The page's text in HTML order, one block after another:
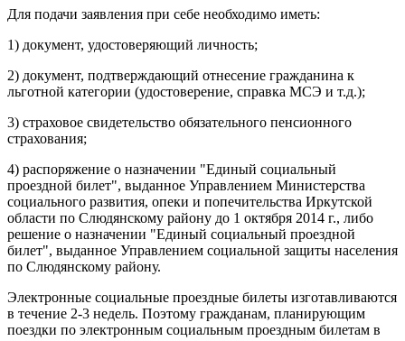
Для подачи заявления при себе необходимо иметь:
1) документ, удостоверяющий личность;
2) документ, подтверждающий отнесение гражданина к
льготной категории (удостоверение, справка МСЭ и т.д.);
3) страховое свидетельство обязательного пенсионного
страхования;
4) распоряжение о назначении "Единый социальный
проездной билет", выданное Управлением Министерства
социального развития, опеки и попечительства Иркутской
области по Слюдянскому району до 1 октября 2014 г., либо
решение о назначении "Единый социальный проездной
билет", выданное Управлением социальной защиты населения
по Слюдянскому району.
Электронные социальные проездные билеты изготавливаются
в течение 2-3 недель. Поэтому гражданам, планирующим
поездки по электронным социальным проездным билетам в